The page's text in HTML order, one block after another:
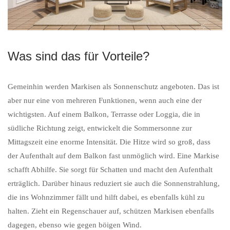
Was sind das für Vorteile?
Gemeinhin werden Markisen als Sonnenschutz angeboten. Das ist
aber nur eine von mehreren Funktionen, wenn auch eine der
wichtigsten. Auf einem Balkon, Terrasse oder Loggia, die in
südliche Richtung zeigt, entwickelt die Sommersonne zur
Mittagszeit eine enorme Intensität. Die Hitze wird so groß, dass
der Aufenthalt auf dem Balkon fast unmöglich wird. Eine Markise
schafft Abhilfe. Sie sorgt für Schatten und macht den Aufenthalt
erträglich. Darüber hinaus reduziert sie auch die Sonnenstrahlung,
die ins Wohnzimmer fällt und hilft dabei, es ebenfalls kühl zu
halten. Zieht ein Regenschauer auf, schützen Markisen ebenfalls
dagegen, ebenso wie gegen böigen Wind.